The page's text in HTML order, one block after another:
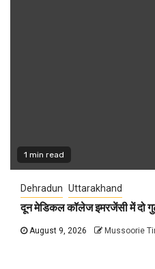
1 min read
Dehradun Uttarakhand
दून मेडिकल कॉलेज इमरजेंसी में दो
August 9, 2026 Mussoorie